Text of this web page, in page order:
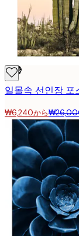
-76%
일몰속 선인장 포
₩6,240から